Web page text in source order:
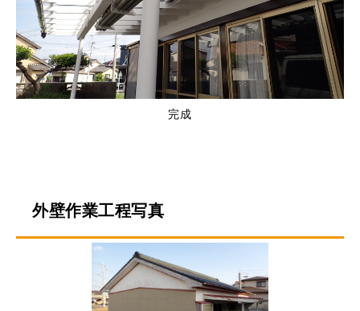
完成
外壁作業工程写真